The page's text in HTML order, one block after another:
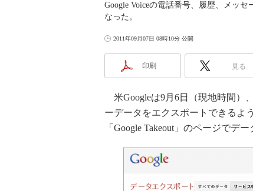
Google Voiceの電話番号、履歴、メッ
なった。
2011年09月07日 08時10分 公開
印刷 見る
米Googleは9月6日（現地時間）
ーデータをエクスポートできるよ
「Google Takeout」のページでデ